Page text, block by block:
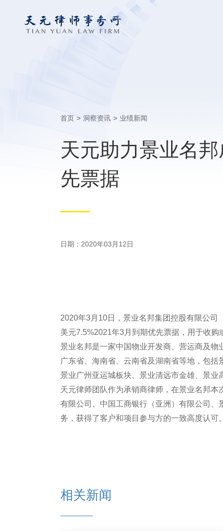
首页 > 洞察资讯 > 业绩新闻
天元助力景业名
先票据
日期：2020年03月12日
2020年3月10日，景业名邦集团控股有限公司
美元7.5%2021年3月到期优先票据，用于收购
景业名邦是一家中国物业开发商、营运商及物
广东省、海南省、云南省及湖南省等地，包括
景业广州亚运城板块、景业清远市金雄、景业
天元律师团队作为承销商律师，在景业名邦
有限公司、中国工商银行（亚洲）有限公司
务，获得了客户和项目参与方的一致高度认可。
相关新闻